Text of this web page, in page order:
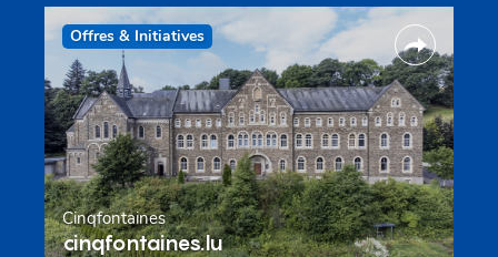
Offres & Initiatives
Cinqfontaines
cinqfontaines.lu